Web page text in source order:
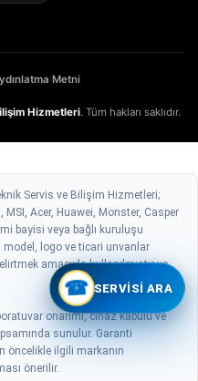
Hizmetleri. Tüm hakları saklıdır.
Metni
☎ SERVISI ARA
Servis ve Bilişim Hizmetleri;
MSI, Acer, Huawei, Monster, Casper
bayisi veya bağlı kuruluşu
model, logo ve ticari unvanlar
amacıyla kullanılmıştır ve
onarımı, cihaz kabulü ve
sunulur. Garanti
öncelikle ilgili markanın
önerilir.